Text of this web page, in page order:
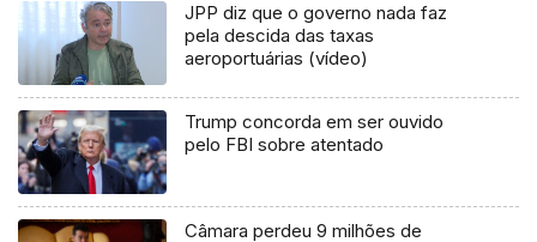
JPP diz que o governo nada faz
pela descida das taxas
aeroportuárias (vídeo)
Trump concorda em ser ouvido
pelo FBI sobre atentado
Câmara perdeu 9 milhões de